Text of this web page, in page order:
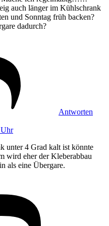
auch länger im Kühlschrank
und Sonntag früh backen?
dadurch?
Antworten
unter 4 Grad kalt ist könnte
wird eher der Kleberabbau
als eine Übergare.